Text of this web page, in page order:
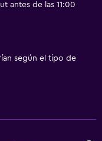
antes de las 11:00
según el tipo de